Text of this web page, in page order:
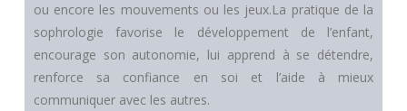
ou encore les mouvements ou les jeux.La pratique de la
sophrologie favorise le développement de l’enfant,
encourage son autonomie, lui apprend à se détendre,
renforce sa confiance en soi et l’aide à mieux
communiquer avec les autres.